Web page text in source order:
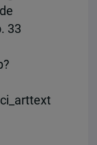
33